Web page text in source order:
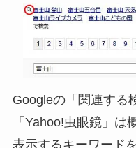
Googleの「関連する
「Yahoo!虫眼鏡」は
表示するキーワード